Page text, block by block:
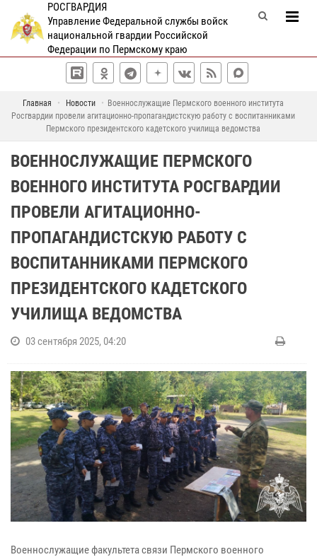
РОСГВАРДИЯ
Управление Федеральной службы войск
национальной гвардии Российской
Федерации по Пермскому краю
Главная Новости
Военнослужащие Пермского военного института
Росгвардии провели агитационно-пропагандистскую работу с воспитанниками
Пермского президентского кадетского училища ведомства
ВОЕННОСЛУЖАЩИЕ ПЕРМСКОГО
ВОЕННОГО ИНСТИТУТА РОСГВАРДИИ
ПРОВЕЛИ АГИТАЦИОННО-
ПРОПАГАНДИСТСКУЮ РАБОТУ С
ВОСПИТАННИКАМИ ПЕРМСКОГО
ПРЕЗИДЕНТСКОГО КАДЕТСКОГО
УЧИЛИЩА ВЕДОМСТВА
03 сентября 2025, 04:20
Военнослужащие факультета связи Пермского военного